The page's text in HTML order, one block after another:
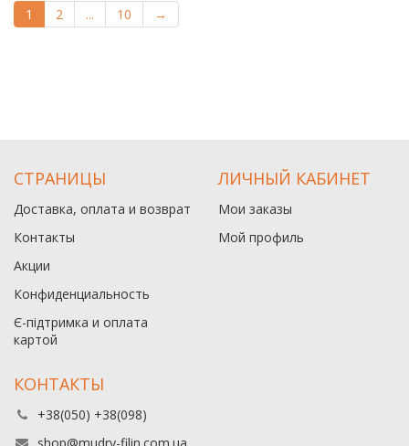
1 2 ... 10 →
СТРАНИЦЫ
Доставка, оплата и возврат
Контакты
Акции
Конфиденциальность
Є-підтримка и оплата
картой
ЛИЧНЫЙ КАБИНЕТ
Мои заказы
Мой профиль
КОНТАКТЫ
+38(050) +38(098)